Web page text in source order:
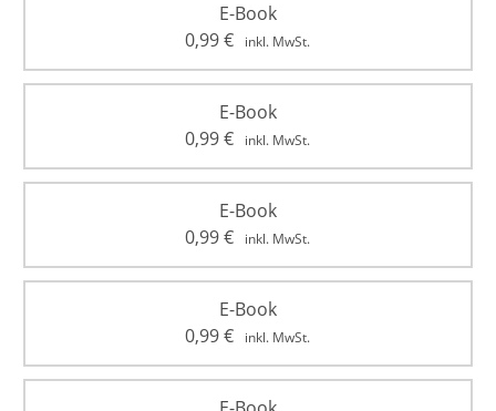
E-Book
0,99€ inkl. MwSt.
E-Book
0,99€ inkl. MwSt.
E-Book
0,99€ inkl. MwSt.
E-Book
0,99€ inkl. MwSt.